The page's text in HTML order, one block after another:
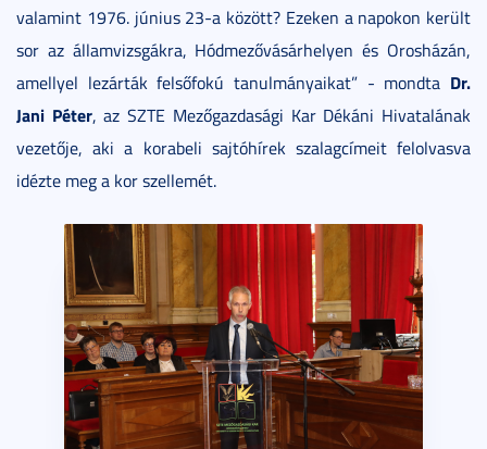
valamint 1976. június 23-a között? Ezeken a napokon került
sor az államvizsgákra, Hódmezővásárhelyen és Orosházán,
amellyel lezárták felsőfokú tanulmányaikat” - mondta Dr.
Jani Péter, az SZTE Mezőgazdasági Kar Dékáni Hivatalának
vezetője, aki a korabeli sajtóhírek szalagcímeit felolvasva
idézte meg a kor szellemét.